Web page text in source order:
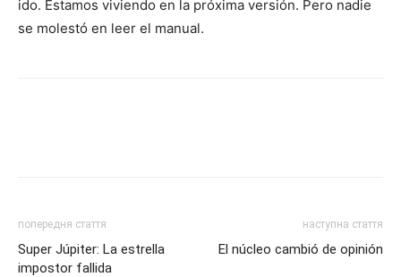
ido. Estamos viviendo en la próxima versión. Pero nadie
se molestó en leer el manual.
попередня стаття
Super Júpiter: La estrella
impostor fallida
наступна стаття
El núcleo cambió de opinión